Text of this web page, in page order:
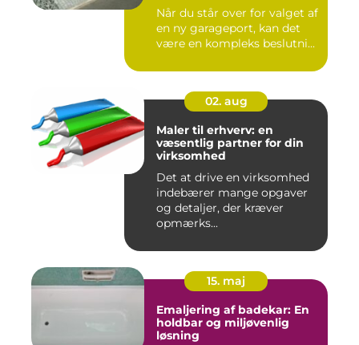
Når du står over for valget af
en ny garageport, kan det
være en kompleks beslutni...
02. aug
Maler til erhverv: en
væsentlig partner for din
virksomhed
Det at drive en virksomhed
indebærer mange opgaver
og detaljer, der kræver
opmærks...
15. maj
Emaljering af badekar: En
holdbar og miljøvenlig
løsning